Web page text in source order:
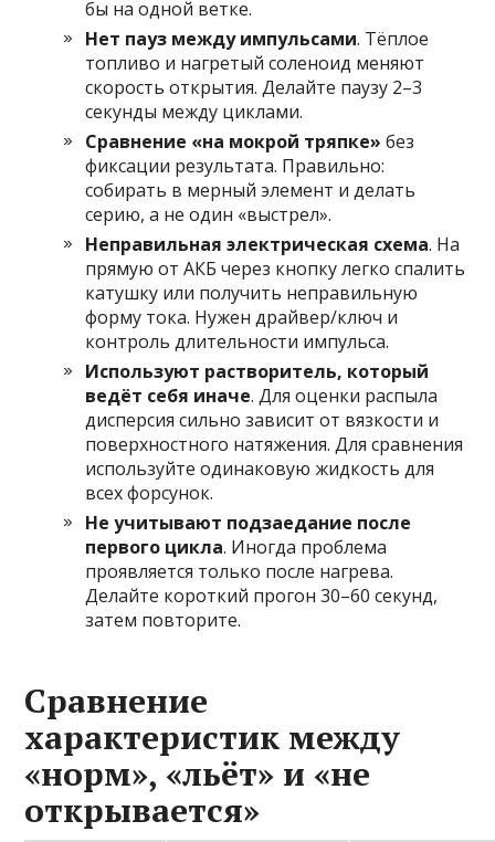
бы на одной ветке.
Нет пауз между импульсами. Тёплое
топливо и нагретый соленоид меняют
скорость открытия. Делайте паузу 2–3
секунды между циклами.
Сравнение «на мокрой тряпке» без
фиксации результата. Правильно:
собирать в мерный элемент и делать
серию, а не один «выстрел».
Неправильная электрическая схема. На
прямую от АКБ через кнопку легко спалить
катушку или получить неправильную
форму тока. Нужен драйвер/ключ и
контроль длительности импульса.
Используют растворитель, который
ведёт себя иначе. Для оценки распыла
дисперсия сильно зависит от вязкости и
поверхностного натяжения. Для сравнения
используйте одинаковую жидкость для
всех форсунок.
Не учитывают подзаедание после
первого цикла. Иногда проблема
проявляется только после нагрева.
Делайте короткий прогон 30–60 секунд,
затем повторите.
Сравнение
характеристик между
«норм», «льёт» и «не
открывается»